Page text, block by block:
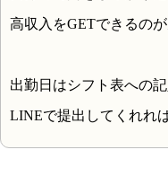
高収入をGETできるのが
出勤日はシフト表への
LINEで提出してくれれ